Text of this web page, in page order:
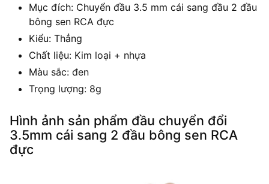
Mục đích: Chuyển đầu 3.5 mm cái sang đầu 2 đầu
bông sen RCA đực
Kiểu: Thẳng
Chất liệu: Kim loại + nhựa
Màu sắc: đen
Trọng lượng: 8g
Hình ảnh sản phẩm đầu chuyển đổi
3.5mm cái sang 2 đầu bông sen RCA
đực